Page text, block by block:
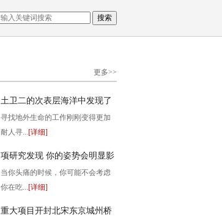
搜索
更多>>
土卫二的次表层海洋中发现了
生命的一个关键构件的新证据
寻找地外生命的工作刚刚变得更加
耐人寻...[详细]
项研究发现 你的姿势会明显影
响你的身体吸收药物的速度
当你头痛的时候，你可能不会考虑
你在吃...[详细]
重大项目开封北宋东京城州桥